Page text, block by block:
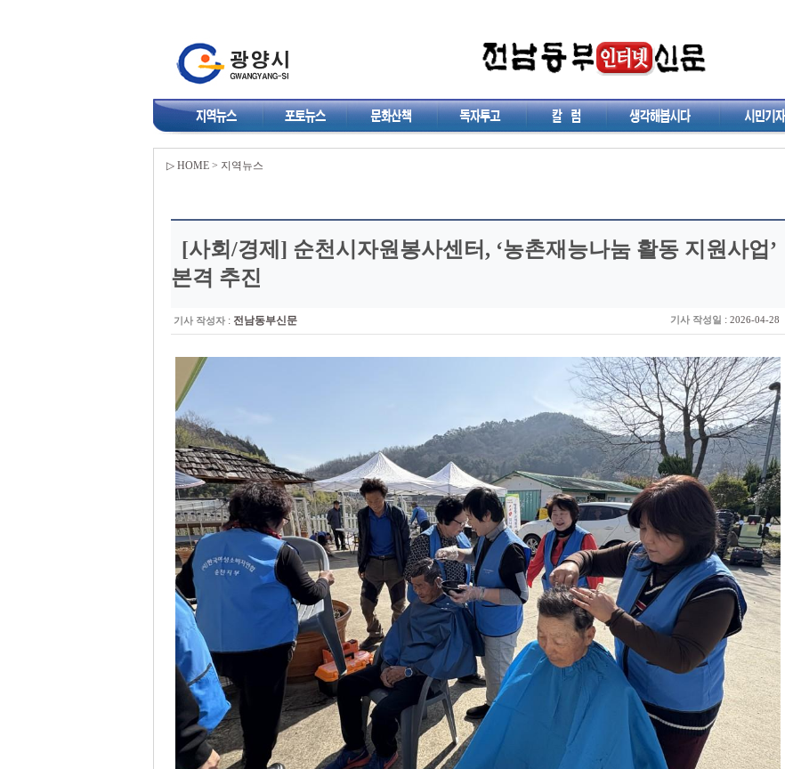
▷ HOME > 지역뉴스
[사회/경제] 순천시자원봉사센터, ‘농촌재능나눔 활동 지원사업’
본격 추진
기사 작성자: 전남동부신문 기사 작성일 : 2026-04-28